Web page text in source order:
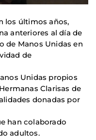
los últimos años,
anteriores al día de
de Manos Unidas en
de
Unidas propios
Clarisas de
donadas por
han colaborado
adultos.